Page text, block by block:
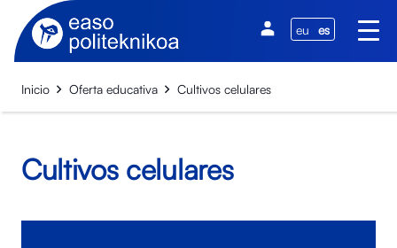
eu es
Inicio Oferta educativa Cultivos celulares
Cultivos celulares